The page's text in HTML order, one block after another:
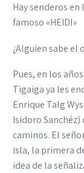
Hay senderos
famoso «HEIDI»
¿Alguien sabe el
Pues, en los
Tigaiga ya les
Enrique Talg
Isidoro
caminos. El
isla, la primera
idea de la